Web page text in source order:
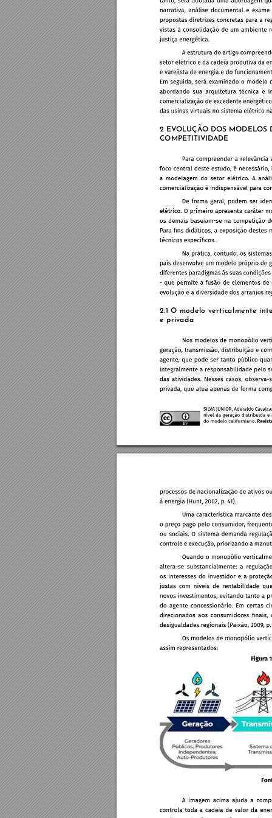
2 EVOLUÇÃO DOS MODELOS
COMPETITIVIDADE
2.1 O mod e lo vertica mente int
e privada